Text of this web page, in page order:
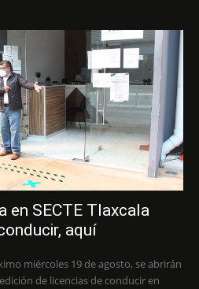
en SECTE Tlaxcala
aquí
miércoles 19 de agosto, se abrirán
de licencias de conducir en